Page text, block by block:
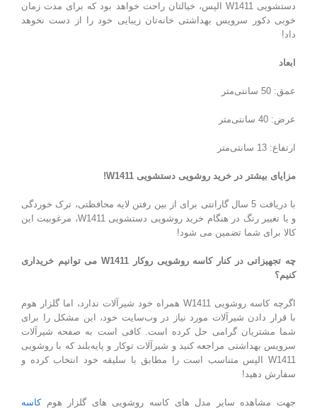
دستشویی W1411 الپس، خیالتان راحت خواهد بود که برای مدت زمان
خوبی دکور سرویس بهداشتی خانه‌تان زیبایی خود را از دست نخوهد
داد!
ابعاد
عمق: 50 سانتی‌متر
عرض: 40 سانتی‌متر
ارتفاع: 13 سانتی‌متر
مزایای بیشتر در خرید روشویی دستشویی W1411 !
با دریافت 5 سال گارانتی برای از بین رفتن لایه محافظتی، ترک خوردگی
و یا تغییر رنگ در هنگام خرید روشویی دستشویی W1411، مرغوبیت این
کالا برای شما تضمین می شود!
چه تجهیزاتی در کنار کاسه روشویی روکار W1411
می توانیم خریداری
کنیم؟
اگرچه کاسه روشویی W1411 همراه خود شیرآلات ندارد، اما گلزار هوم
با قرار دادن شیرآلات مورد نیاز در وب‌سایت خود، این مشکل را برای
شما مشتریان گرامی حل کرده است. کافی است به صفحه شیرآلات
سرویس بهداشتی مراجعه کنید و شیرآلات توکار و پایه‌بلند که با روشویی
W1411 الپس متناسب است را مطابق با سلیقه خود انتخاب کرده و
سفارش دهید!
جهت مشاهده سایر مدل های کاسه روشویی های گلزار هومکاسه